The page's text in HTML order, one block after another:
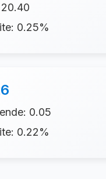
20.40
0.25%
0.05
0.22%